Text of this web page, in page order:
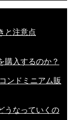
と注意点
購入するのか？
ンドミニアム販
うなっていくの